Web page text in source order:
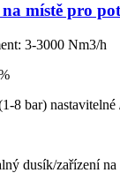
místě pro
3-3000 Nm3/h
8 bar)